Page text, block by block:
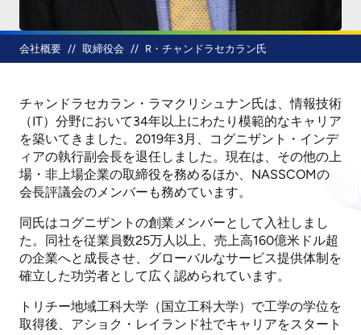
パンくず
会社概要 取締役会 R・チャンドラセカラン氏
チャンドラセカラン・ラマクリシュナン氏は、情報技術
（IT）分野において34年以上にわたり模範的なキャリア
を築いてきました。2019年3月、コグニザント・インデ
ィアの執行副会長を退任しました。現在は、その他の上
場・非上場企業の取締役を務めるほか、NASSCOMの
会長評議会のメンバーも務めています。
同氏はコグニザントの創業メンバーとして入社しまし
た。同社を従業員数25万人以上、売上高160億米ドル超
の企業へと成長させ、グローバルなサービス提供体制を
確立した功労者として広く認められています。
トリチー地域工科大学（国立工科大学）で工学の学位を
取得後、アショク・レイランド社でキャリアをスタート